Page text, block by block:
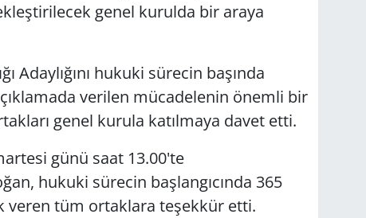
genel kurulda bir araya
Adaylığını hukuki sürecin başında
verilen mücadelenin önemli bir
genel kurula katılmaya davet etti.
günü saat 13.00'te
hukuki sürecin başlangıcında 365
veren tüm ortaklara teşekkür etti.